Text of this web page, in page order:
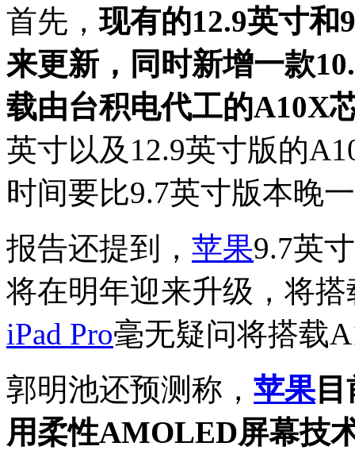
首先，现有的12.9英寸和
来更新，同时新增一款
载由台积电代工的A10X
英寸以及12.9英寸版的
时间要比9.7英寸版本晚
报告还提到， 苹果9.7英
将在明年迎来升级，将
iPad Pro毫无疑问将搭载
郭明池还预测称， 苹果目
用柔性AMOLED屏幕技